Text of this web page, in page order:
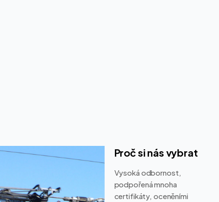
Proč si nás vybrat
Vysoká odbornost,
podpořená mnoha
certifikáty, oceněními